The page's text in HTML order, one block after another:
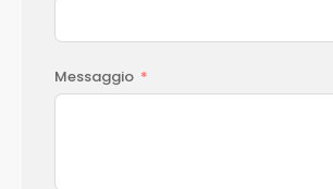
Messaggio